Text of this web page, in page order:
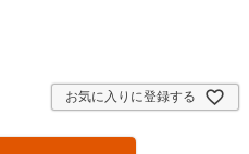
お気に入りに登録する